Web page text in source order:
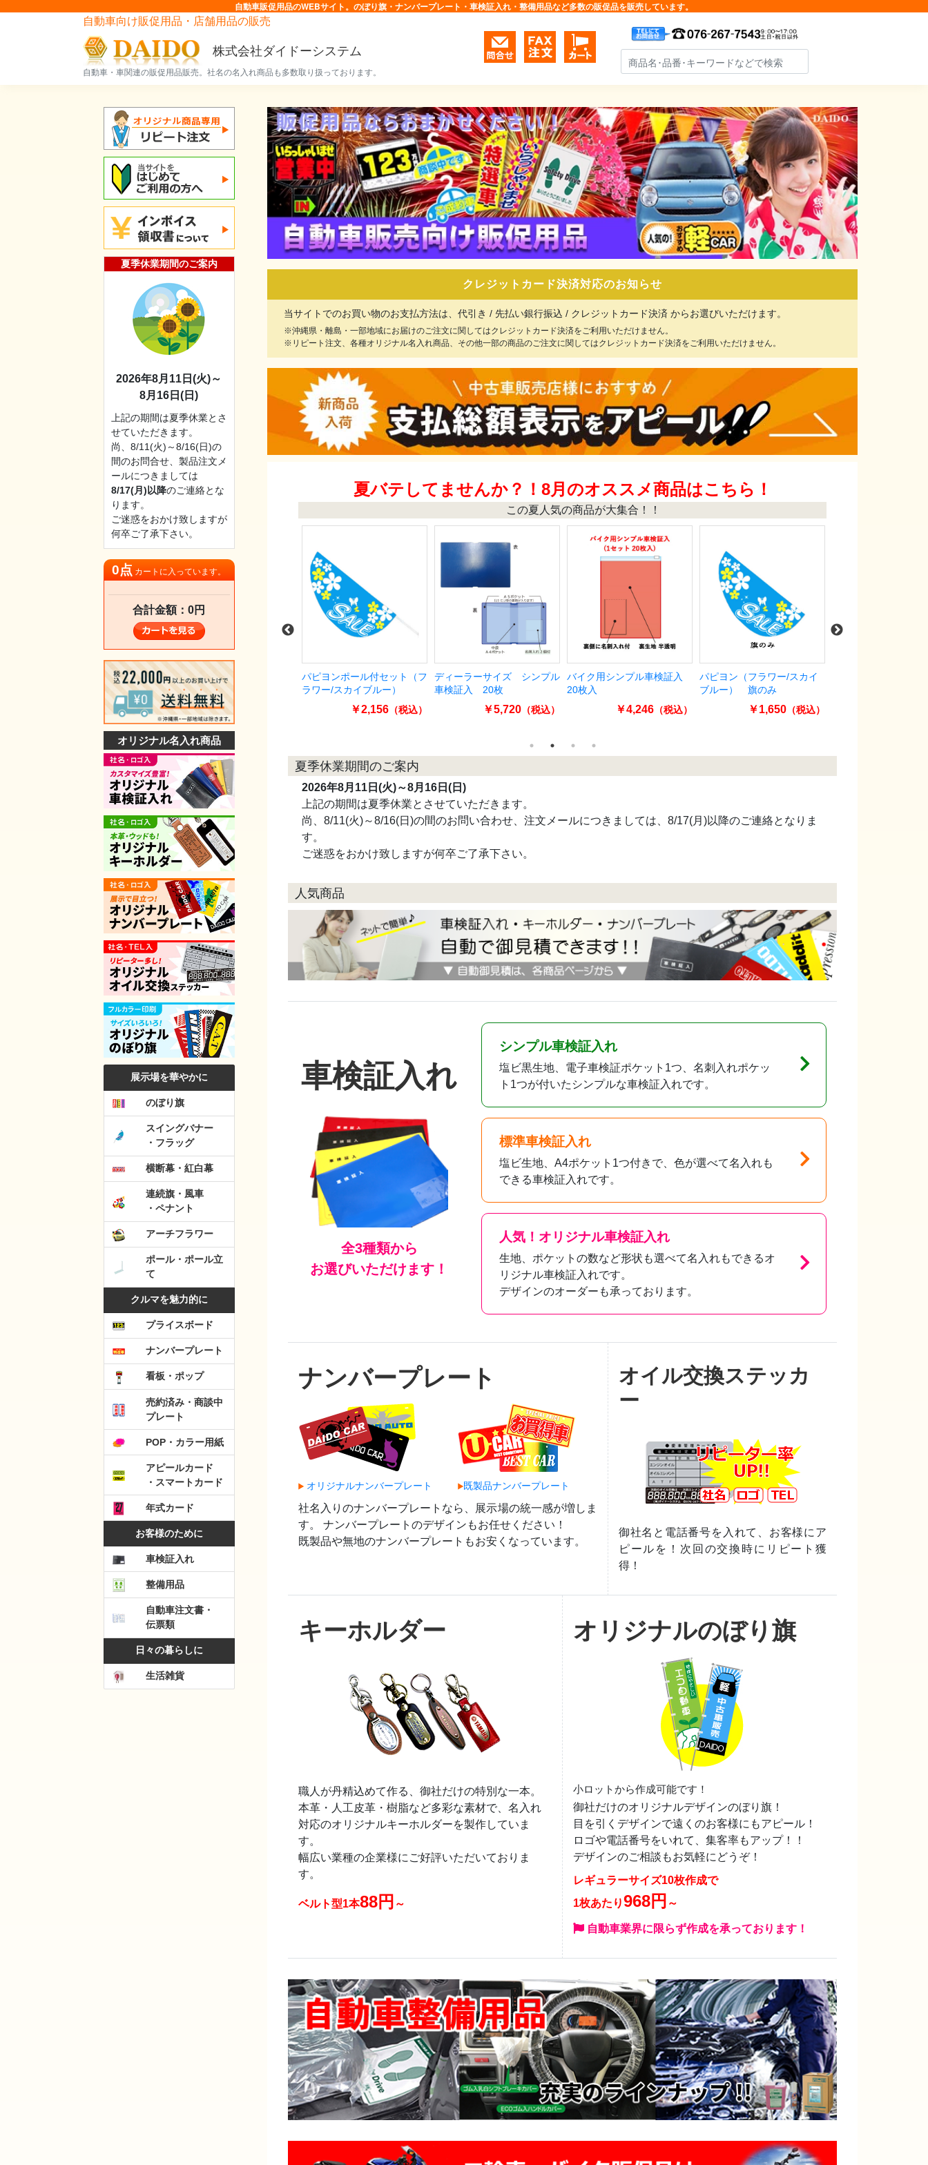
自動車販促用品のWEBサイト。のぼり旗・ナンバープレート・車検証入れ・整備用品など多数の販促品を販売しています。
自動車向け販促用品・店舗用品の販売
株式会社ダイドーシステム
自動車・車関連の販促用品販売。社名の名入れ商品も多数取り扱っております。
夏季休業期間のご案内
2026年8月11日(火)～
8月16日(日)
上記の期間は夏季休業とさ
せていただきます。
尚、8/11(火)～8/16(日)の
間のお問合せ、製品注文メ
ールにつきましては
8/17(月)以降のご連絡とな
ります。
ご迷惑をおかけ致しますが
何卒ご了承下さい。
0点 カートに入っています。
合計金額：0円
オリジナル名入れ商品
展示場を華やかに
のぼり旗
スイングバナー
・フラッグ
横断幕・紅白幕
連続旗・風車
・ペナント
アーチフラワー
ポール・ポール立
て
クルマを魅力的に
プライスボード
ナンバープレート
看板・ポップ
売約済み・商談中
プレート
POP・カラー用紙
アピールカード
・スマートカード
年式カード
お客様のために
車検証入れ
整備用品
自動車注文書・
伝票類
日々の暮らしに
生活雑貨
クレジットカード決済対応のお知らせ
当サイトでのお買い物のお支払方法は、代引き / 先払い銀行振込 / クレジットカード決済 からお選びいただけます。
※沖縄県・離島・一部地域にお届けのご注文に関してはクレジットカード決済をご利用いただけません。
※リピート注文、各種オリジナル名入れ商品、その他一部の商品のご注文に関してはクレジットカード決済をご利用いただけません。
夏バテしてませんか？！8月のオススメ商品はこちら！
この夏人気の商品が大集合！！
プライスボードセット(10台
￥36,465（税込）
プライスボードセット(10台
分)SK-34S
￥59,400
パピヨンポール付セット（フ
ラワー/スカイブルー）
￥2,156 （税込）
ディーラーサイズ シンプル
車検証入 20枚
￥5,720 （税込）
バイク用シンプル車検証入
20枚入
￥4,246 （税込）
パピヨン（フラワー/スカイ
ブルー） 旗のみ
￥1,650 （税込）
夏季休業期間のご案内
2026年8月11日(火)～8月16日(日)
上記の期間は夏季休業とさせていただきます。
尚、8/11(火)～8/16(日)の間のお問い合わせ、注文メールにつきましては、8/17(月)以降のご連絡となりま
す。
ご迷惑をおかけ致しますが何卒ご了承下さい。
人気商品
車検証入れ
全3種類から
お選びいただけます！
シンプル車検証入れ
塩ビ黒生地、電子車検証ポケット1つ、名刺入れポケッ
ト1つが付いたシンプルな車検証入れです。
標準車検証入れ
塩ビ生地、A4ポケット1つ付きで、色が選べて名入れも
できる車検証入れです。
人気！オリジナル車検証入れ
生地、ポケットの数など形状も選べて名入れもできるオ
リジナル車検証入れです。
デザインのオーダーも承っております。
ナンバープレート
オリジナルナンバープレート 既製品ナンバープレート
社名入りのナンバープレートなら、展示場の統一感が増しま
す。 ナンバープレートのデザインもお任せください！
既製品や無地のナンバープレートもお安くなっています。
オイル交換ステッカ
ー
御社名と電話番号を入れて、お客様にア
ピールを！次回の交換時にリピート獲
得！
キーホルダー
職人が丹精込めて作る、御社だけの特別な一本。
本革・人工皮革・樹脂など多彩な素材で、名入れ
対応のオリジナルキーホルダーを製作していま
す。
幅広い業種の企業様にご好評いただいておりま
す。
ベルト型1本88円 ～
オリジナルのぼり旗
小ロットから作成可能です！
御社だけのオリジナルデザインのぼり旗！
目を引くデザインで遠くのお客様にもアピール！
ロゴや電話番号をいれて、集客率もアップ！！
デザインのご相談もお気軽にどうぞ！
レギュラーサイズ10枚作成で
1枚あたり968円 ～
自動車業界に限らず作成を承っております！